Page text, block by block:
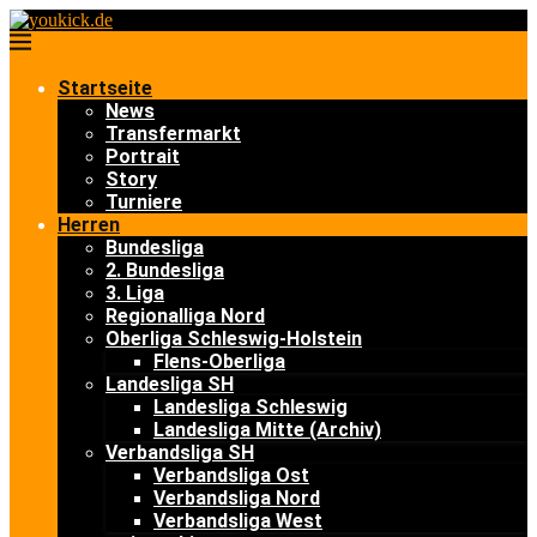
Startseite
News
Transfermarkt
Portrait
Story
Turniere
Herren
Bundesliga
2. Bundesliga
3. Liga
Regionalliga Nord
Oberliga Schleswig-Holstein
Flens-Oberliga
Landesliga SH
Landesliga Schleswig
Landesliga Mitte (Archiv)
Verbandsliga SH
Verbandsliga Ost
Verbandsliga Nord
Verbandsliga West